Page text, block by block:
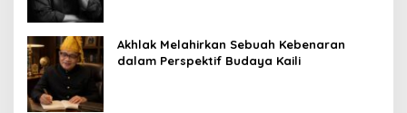
Akhlak Melahirkan Sebuah Kebenaran
dalam Perspektif Budaya Kaili